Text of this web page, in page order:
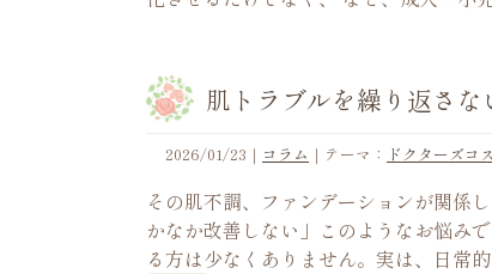
肌トラブルを繰り返さ
2026/01/23 ｜ コラム ｜テーマ： ドクターズコ
その肌不調、ファンデーションが関係
かなか改善しない」このようなお悩み
る方は少なくありません。実は、日常